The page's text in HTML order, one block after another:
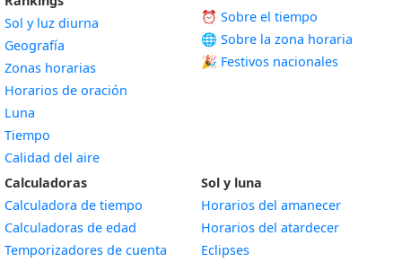
Sol y luz diurna
Geografía
Zonas horarias
Horarios de oración
Luna
Tiempo
Calidad del aire
⏰ Sobre el tiempo
🌐 Sobre la zona horaria
🎉 Festivos nacionales
Calculadoras
Calculadora de tiempo
Calculadoras de edad
Temporizadores de cuenta
Sol y luna
Horarios del amanecer
Horarios del atardecer
Eclipses